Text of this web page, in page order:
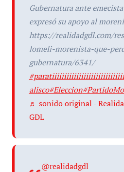
Gubernatura ante
expresó su apoyo al
https://realidadgdl.com/
lomeli-morenista-que-
gubernatura/6341/
alisco#Eleccion
♬ sonido original -
GDL
@realidadgdl